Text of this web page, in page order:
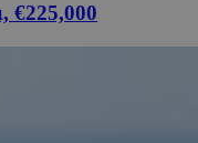
€225,000